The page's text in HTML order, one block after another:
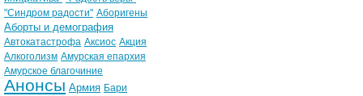
"Синдром радости" Аборигены
Аборты и демография
Автокатастрофа Аксиос Акция
Алкоголизм Амурская епархия
Амурское благочиние
Анонсы Армия Бари